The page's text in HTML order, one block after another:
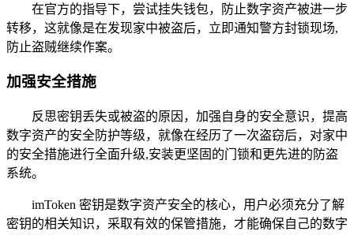
在官方的指导下，尝试挂失钱包，防止数字资产被进一步
转移，这就像是在发现家中被盗后，立即通知警方封锁现场,
防止盗贼继续作案。
加强安全措施
反思密钥丢失或被盗的原因，加强自身的安全意识，提高
数字资产的安全防护等级，就像在经历了一次盗窃后，对家中
的安全措施进行全面升级,安装更坚固的门锁和更先进的防盗
系统。
imToken 密钥是数字资产安全的核心，用户必须充分了解
密钥的相关知识，采取有效的保管措施，才能确保自己的数字